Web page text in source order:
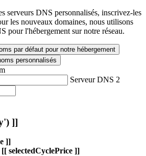
serveurs DNS personnalisés, inscrivez-les
les nouveaux domaines, nous utilisons
pour l'hébergement sur notre réseau.
par défaut pour notre hébergement
personnalisés
Serveur DNS 2
]]
]]
[[ selectedCyclePrice ]]